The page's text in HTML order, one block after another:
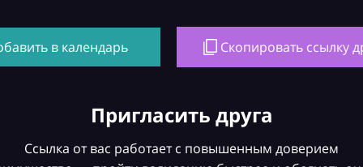
в календарь Скопировать ссылку
Пригласить друга
Ссылка от вас работает с повышенным доверием